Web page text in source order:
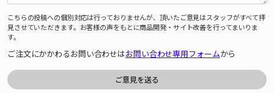
こちらの投稿への個別対応は行っておりませんが、頂いたご意見はスタッフがすべて拝
見させていただきます。お客様の声をもとに商品開発・サイト改善を行ってまいりま
す。
ご注文にかかわるお問い合わせはお問い合わせ専用フォームから